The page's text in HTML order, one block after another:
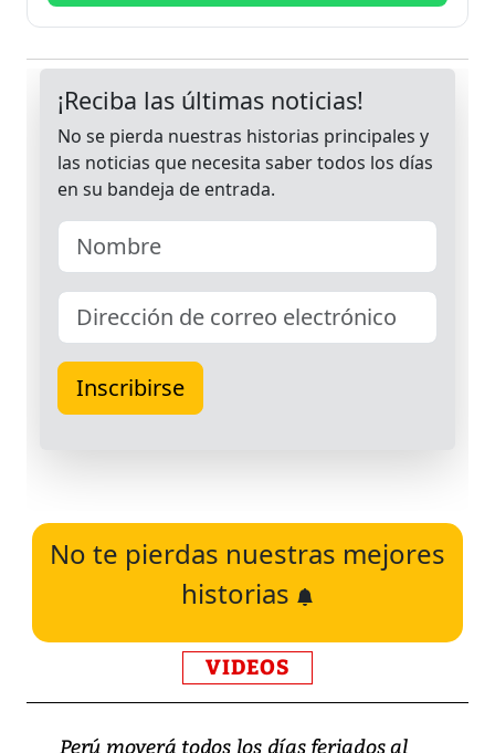
No te pierdas nuestras mejores
historias
VIDEOS
Perú moverá todos los días feriados al